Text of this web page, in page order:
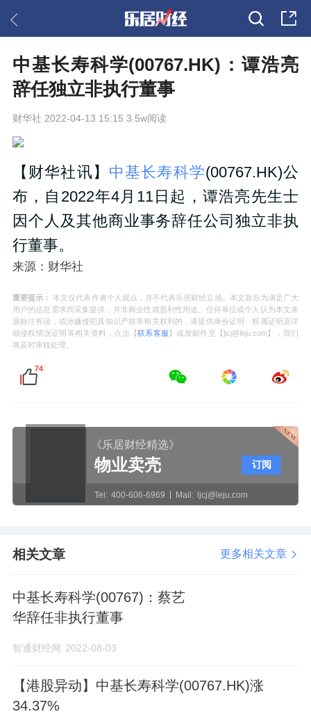
中基长寿科学(00767.HK)：谭浩亮
辞任独立非执行董事
财华社 2022-04-13 15:15 3.5w阅读
【财华社讯】 中基长寿科学(00767.HK)公
布，自2022年4月11日起，谭浩亮先生士
因个人及其他商业事务辞任公司独立非执
行董事。
来源：财华社
重要提示： 本文仅代表作者个人观点，并不代表乐居财经立场。本文旨在为满足广大
用户的信息需求而采集提供，并非商业性或盈利性用途。任何单位或个人认为本文来
源标注有误，或涉嫌侵犯其知识产权等相关权利的，请提供身份证明、权属证明及详
细侵权情况证明等相关资料，点击【联系客服 】或发邮件至【ljcj@leju.com】，我们
将及时审核处理。
74
《乐居财经精选》
物业卖壳
Tel: 400-606-6969 Mail: ljcj@leju.com
订阅
相关文章 更多相关文章
中基长寿科学(00767)：蔡艺
华辞任非执行董事
智通财经网 2022-08-03
【港股异动】中基长寿科学(00767.HK)涨
34.37%